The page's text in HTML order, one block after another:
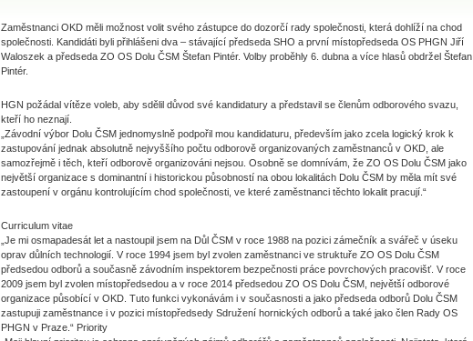
Zaměstnanci OKD měli možnost volit svého zástupce do dozorčí rady společnosti, která dohlíží na chod
společnosti. Kandidáti byli přihlášeni dva – stávající předseda SHO a první místopředseda OS PHGN Jiří
Waloszek a předseda ZO OS Dolu ČSM Štefan Pintér. Volby proběhly 6. dubna a více hlasů obdržel Štefan
Pintér.
HGN požádal vítěze voleb, aby sdělil důvod své kandidatury a představil se členům odborového svazu,
kteří ho neznají.
„Závodní výbor Dolu ČSM jednomyslně podpořil mou kandidaturu, především jako zcela logický krok k
zastupování jednak absolutně nejvyššího počtu odborově organizovaných zaměstnanců v OKD, ale
samozřejmě i těch, kteří odborově organizováni nejsou. Osobně se domnívám, že ZO OS Dolu ČSM jako
největší organizace s dominantní i historickou působností na obou lokalitách Dolu ČSM by měla mít své
zastoupení v orgánu kontrolujícím chod společnosti, ve které zaměstnanci těchto lokalit pracují.“
Curriculum vitae
„Je mi osmapadesát let a nastoupil jsem na Důl ČSM v roce 1988 na pozici zámečník a svářeč v úseku
oprav důlních technologií. V roce 1994 jsem byl zvolen zaměstnanci ve struktuře ZO OS Dolu ČSM
předsedou odborů a současně závodním inspektorem bezpečnosti práce povrchových pracovišť. V roce
2009 jsem byl zvolen místopředsedou a v roce 2014 předsedou ZO OS Dolu ČSM, největší odborové
organizace působící v OKD. Tuto funkci vykonávám i v současnosti a jako předseda odborů Dolu ČSM
zastupuji zaměstnance i v pozici místopředsedy Sdružení hornických odborů a také jako člen Rady OS
PHGN v Praze.“ Priority